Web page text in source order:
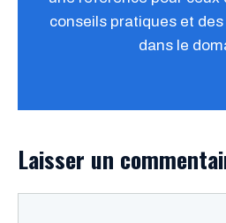
conseils pratiques et
dans le
Laisser un